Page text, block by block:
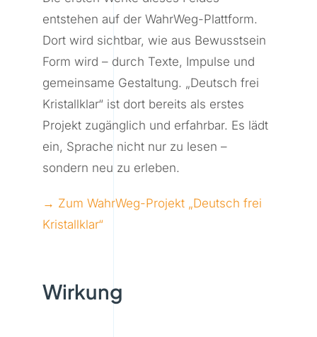
entstehen auf der WahrWeg-Plattform.
Dort wird sichtbar, wie aus Bewusstsein
Form wird – durch Texte, Impulse und
gemeinsame Gestaltung. „Deutsch frei
Kristallklar“ ist dort bereits als erstes
Projekt zugänglich und erfahrbar. Es lädt
ein, Sprache nicht nur zu lesen –
sondern neu zu erleben.
→ Zum WahrWeg-Projekt „Deutsch frei
Kristallklar“
Wirkung